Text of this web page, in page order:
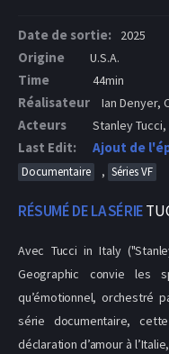
Date de sortie: 2025
Origine U.S.A.
Time 44min
Réalisateur Ian Denyer,
Acteurs Stanley
Last Edit: Ajout de
Documentaire , Séries VF
RÉSUMÉ DE LA SÉRIE
Avec Tucci in Italy
Geographic convie les
qu’émotionnel, orchestré
série documentaire,
déclaration d’amour à